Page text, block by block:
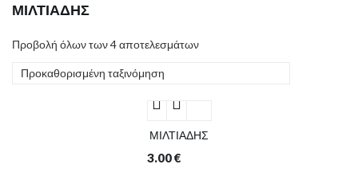
ΜΙΛΤΙΑΔΗΣ
Προβολή όλων των 4 αποτελεσμάτων
Προκαθορισμένη ταξινόμηση
ΜΙΛΤΙΑΔΗΣ
3.00€